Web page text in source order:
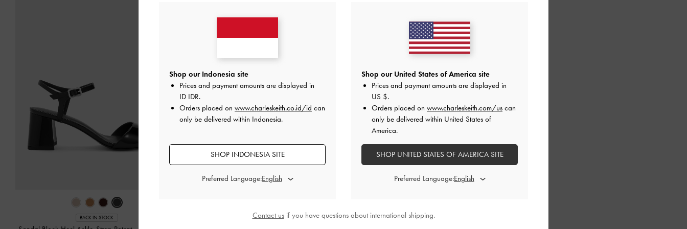
BACK IN STOCK
Shop our Indonesia site
Prices and payment amounts are displayed in
ID IDR.
Orders placed on www.charleskeith.co.id/id can
only be delivered within Indonesia.
SHOP INDONESIA SITE
Preferred Language:
Shop our United States of America site
Prices and payment amounts are displayed in
US $.
Orders placed on www.charleskeith.com/us can
only be delivered within United States of
America.
SHOP UNITED STATES OF AMERICA SITE
Preferred Language:
Contact usif you have questions about international shipping.